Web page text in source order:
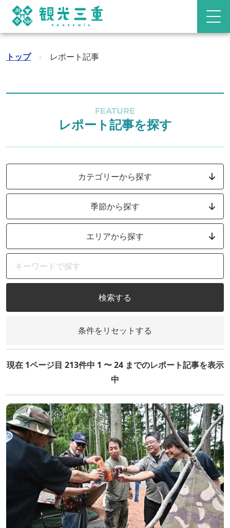
トップ › レポート記事
FEATURE
レポート記事を探す
カテゴリーから探す
季節から探す
エリアから探す
検索する
条件をリセットする
現在 1ページ目 213件中 1 〜 24 までのレポート記事を表示
中